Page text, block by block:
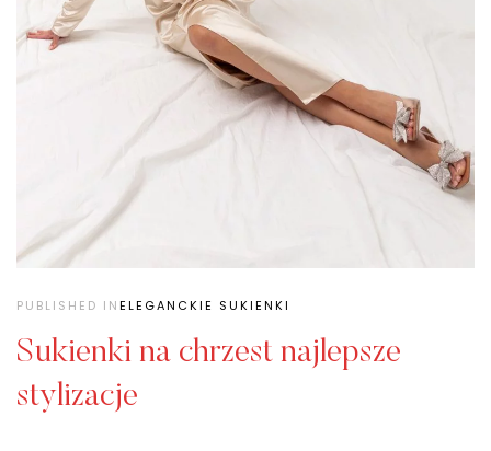
PUBLISHED INELEGANCKIE SUKIENKI
Sukienki na chrzest najlepsze
stylizacje